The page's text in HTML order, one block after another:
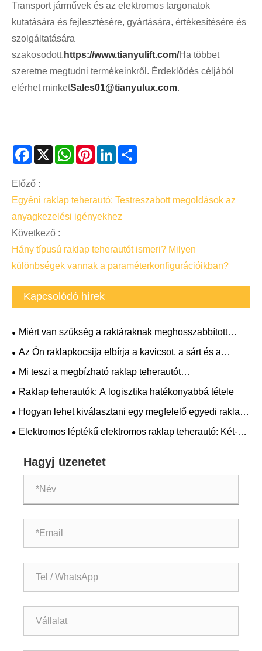
Transport járművek és az elektromos targonatok
kutatására és fejlesztésére, gyártására, értékesítésére és
szolgáltatására
szakosodott. https://www.tianyulift.com/Ha többet
szeretne megtudni termékeinkről. Érdeklődés céljából
elérhet minketSales01@tianyulux.com.
Facebook
X WhatsAppPinterestLinkedIn
Előző :
Egyéni raklap teherautó: Testreszabott megoldások az
anyagkezelési igényekhez
Következő :
Hány típusú raklap teherautót ismeri? Milyen
különbségek vannak a paraméterkonfigurációikban?
Kapcsolódó hírek
Miért van szükség a raktáraknak meghosszabbított
villás raklap targoncára?
Az Ön raklapkocsija elbírja a kavicsot, a sárt és a
meredek lejtőket?
Mi teszi a megbízható raklap teherautót
nélkülözhetetlenné a raktár hatékonyságához?
Raklap teherautók: A logisztika hatékonyabbá tétele
Hogyan lehet kiválasztani egy megfelelő egyedi raklap
teherautót?
Elektromos léptékű elektromos raklap teherautó: Két-
Hagyj üzenetet